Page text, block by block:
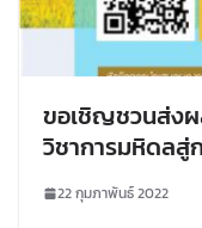
ขอเชิญชวนส่งผ
วิชาการมหิดลสู่
ยั่งยืน 2565
Development
22 กุมภาพันธ์ 2022